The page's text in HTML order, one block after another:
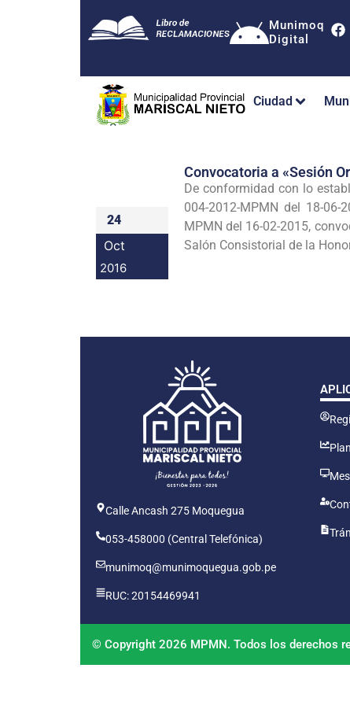
Munimoq
Digital
Ciudad
24
Oct
2016
Convocatoria a «Sesión
De conformidad con lo
004-2012-MPMN del 18-06-
MPMN del 16-02-2015,
Salón Consistorial de la
Calle Ancash 275 Moquegua
053-458000 (Central Telefónica)
munimoq@munimoquegua.gob.pe
RUC: 20154469941
© Copyright 2026 MPMN. Todos los derechos